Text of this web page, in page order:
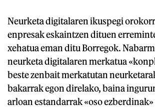
Neurketa digitalaren ikuspegi
enpresak eskaintzen dituen
xehatua eman ditu Borregok.
neurketa digitalaren merkatua
beste zenbait merkatutan
bakarrak egon direlako, baina
arloan estandarrak «oso